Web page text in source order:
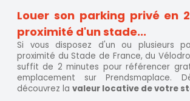
Louer son parking privé en
proximité d'un stade...
Si vous disposez d'un ou plusieurs
proximité du Stade de France, du
suffit de 2 minutes pour référencer
emplacement sur Prendsmaplace.
découvrez la valeur locative de votre